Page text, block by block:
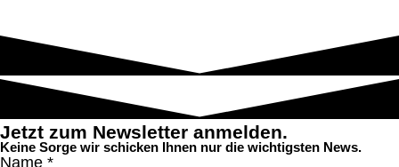
Jetzt zum Newsletter anmelden.
Keine Sorge wir schicken Ihnen nur die wichtigsten News.
Name *